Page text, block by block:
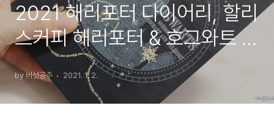
2021 해리포터 다이어리, 할리
스커피 해리포터 & 호그와트 비
밀지도 다이어리 2종 리뷰
by 버섯공주 2021. 1. 2.